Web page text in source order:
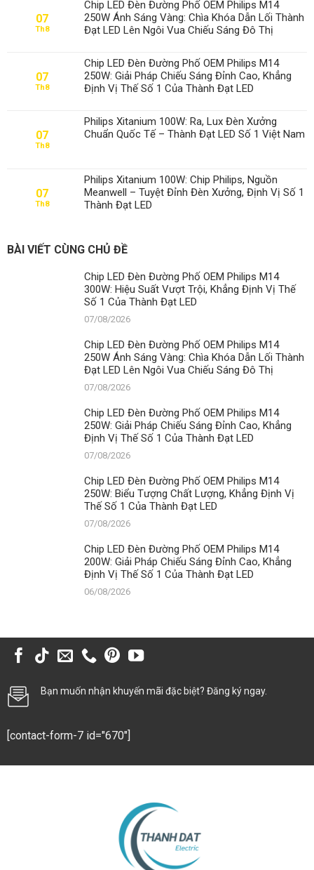
07
Th8
Chip LED Đèn Đường Phố OEM Philips M14
250W Ánh Sáng Vàng: Chìa Khóa Dẫn Lối Thành
Đạt LED Lên Ngôi Vua Chiếu Sáng Đô Thị
07
Th8
Chip LED Đèn Đường Phố OEM Philips M14
250W: Giải Pháp Chiếu Sáng Đỉnh Cao, Khẳng
Định Vị Thế Số 1 Của Thành Đạt LED
07
Th8
Philips Xitanium 100W: Ra, Lux Đèn Xưởng
Chuẩn Quốc Tế – Thành Đạt LED Số 1 Việt Nam
07
Th8
Philips Xitanium 100W: Chip Philips, Nguồn
Meanwell – Tuyệt Đỉnh Đèn Xưởng, Định Vị Số 1
Thành Đạt LED
BÀI VIẾT CÙNG CHỦ ĐỀ
Chip LED Đèn Đường Phố OEM Philips M14
300W: Hiệu Suất Vượt Trội, Khẳng Định Vị Thế
Số 1 Của Thành Đạt LED
07/08/2026
Chip LED Đèn Đường Phố OEM Philips M14
250W Ánh Sáng Vàng: Chìa Khóa Dẫn Lối Thành
Đạt LED Lên Ngôi Vua Chiếu Sáng Đô Thị
07/08/2026
Chip LED Đèn Đường Phố OEM Philips M14
250W: Giải Pháp Chiếu Sáng Đỉnh Cao, Khẳng
Định Vị Thế Số 1 Của Thành Đạt LED
07/08/2026
Chip LED Đèn Đường Phố OEM Philips M14
250W: Biểu Tượng Chất Lượng, Khẳng Định Vị
Thế Số 1 Của Thành Đạt LED
07/08/2026
Chip LED Đèn Đường Phố OEM Philips M14
200W: Giải Pháp Chiếu Sáng Đỉnh Cao, Khẳng
Định Vị Thế Số 1 Của Thành Đạt LED
06/08/2026
Bạn muốn nhận khuyến mãi đặc biệt? Đăng ký ngay.
[contact-form-7 id="670"]